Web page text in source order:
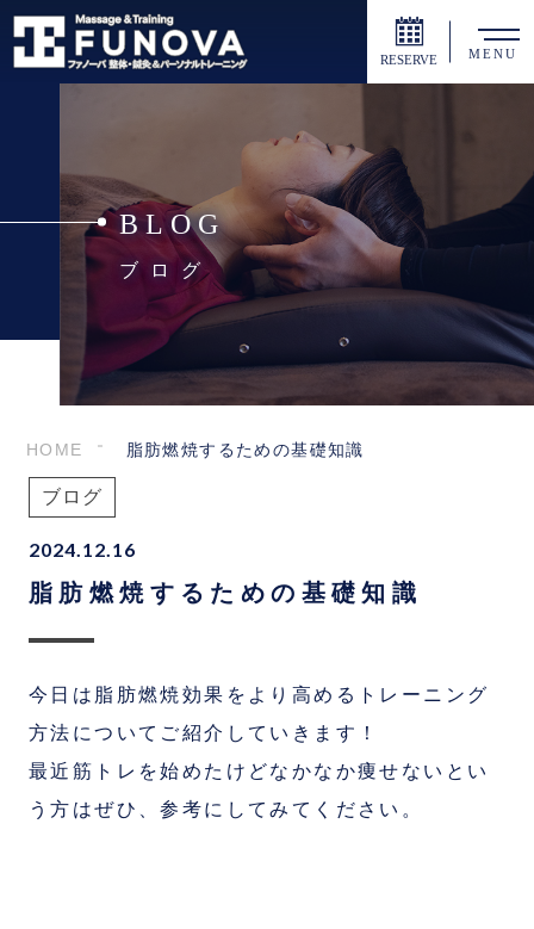
RESERVE MENU
BLOG
ブログ
HOME 脂肪燃焼するための基礎知識
ブログ
2024.12.16
脂肪燃焼するための基礎知識
今日は脂肪燃焼効果をより高めるトレーニング
方法についてご紹介していきます！
最近筋トレを始めたけどなかなか痩せないとい
う方はぜひ、参考にしてみてください。